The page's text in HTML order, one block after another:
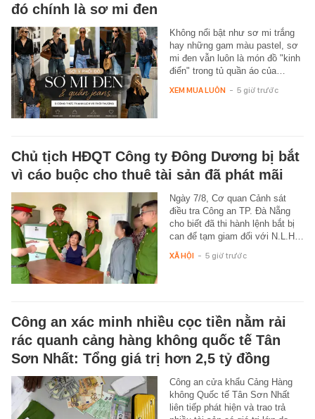
đó chính là sơ mi đen
Không nổi bật như sơ mi trắng
hay những gam màu pastel, sơ
mi đen vẫn luôn là món đồ "kinh
điển" trong tủ quần áo của…
XEM MUA LUÔN - 5 giờ trước
Chủ tịch HĐQT Công ty Đông Dương bị bắt
vì cáo buộc cho thuê tài sản đã phát mãi
Ngày 7/8, Cơ quan Cảnh sát
điều tra Công an TP. Đà Nẵng
cho biết đã thi hành lệnh bắt bị
can để tạm giam đối với N.L.H…
XÃ HỘI - 5 giờ trước
Công an xác minh nhiều cọc tiền nằm rải
rác quanh cảng hàng không quốc tế Tân
Sơn Nhất: Tổng giá trị hơn 2,5 tỷ đồng
Công an cửa khẩu Cảng Hàng
không Quốc tế Tân Sơn Nhất
liên tiếp phát hiện và trao trả